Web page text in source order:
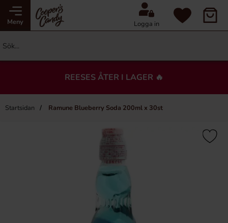
Meny Logga in
REESES ÅTER I LAGER 🔥
Startsidan Ramune Blueberry Soda 200ml x 30st
Du kanske också gillar…
×